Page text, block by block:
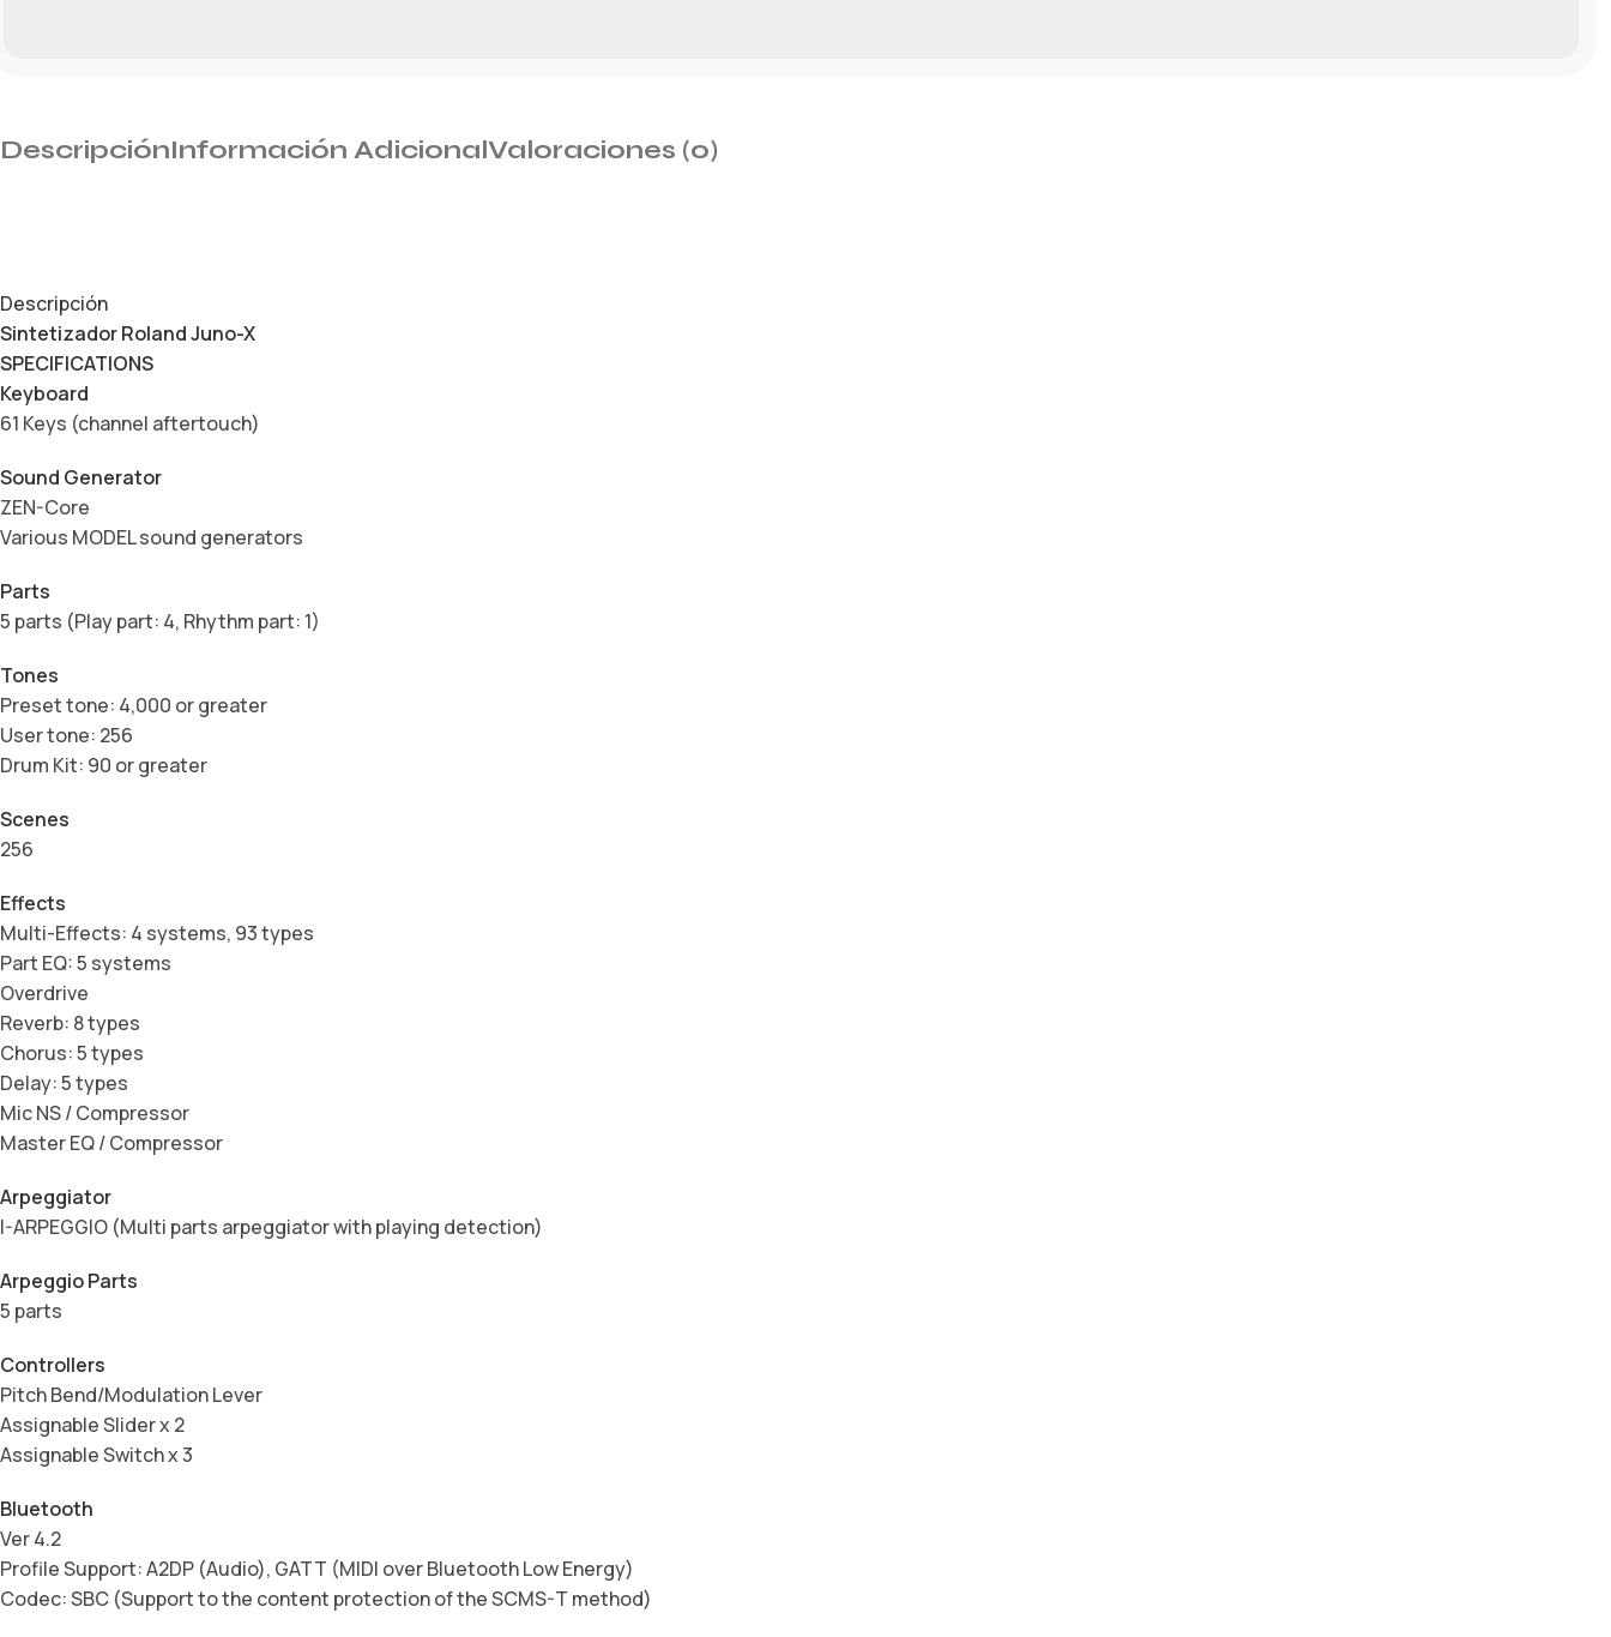
DescripciónInformación AdicionalValoraciones (0)
Descripción
Sintetizador Roland Juno-X
SPECIFICATIONS
Keyboard
61 Keys (channel aftertouch)
Sound Generator
ZEN-Core
Various MODEL sound generators
Parts
5 parts (Play part: 4, Rhythm part: 1)
Tones
Preset tone: 4,000 or greater
User tone: 256
Drum Kit: 90 or greater
Scenes
256
Effects
Multi-Effects: 4 systems, 93 types
Part EQ: 5 systems
Overdrive
Reverb: 8 types
Chorus: 5 types
Delay: 5 types
Mic NS / Compressor
Master EQ / Compressor
Arpeggiator
I-ARPEGGIO (Multi parts arpeggiator with playing detection)
Arpeggio Parts
5 parts
Controllers
Pitch Bend/Modulation Lever
Assignable Slider x 2
Assignable Switch x 3
Bluetooth
Ver 4.2
Profile Support: A2DP (Audio), GATT (MIDI over Bluetooth Low Energy)
Codec: SBC (Support to the content protection of the SCMS-T method)